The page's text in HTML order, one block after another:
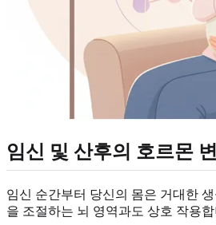
임신 및 산후의 호르몬
임신 순간부터 당신의 몸은 거대한
을 조절하는 뇌 영역과도 상호 작용